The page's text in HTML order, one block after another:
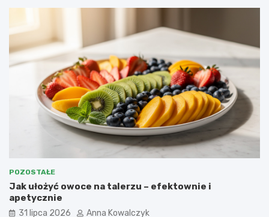
POZOSTAŁE
Jak ułożyć owoce na talerzu – efektownie i
apetycznie
31 lipca 2026 Anna Kowalczyk